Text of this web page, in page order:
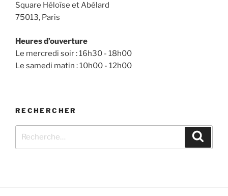
Square Héloïse et Abélard
75013, Paris
Heures d’ouverture
Le mercredi soir : 16h30 - 18h00
Le samedi matin : 10h00 - 12h00
RECHERCHER